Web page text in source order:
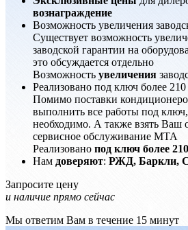
вознаграждение
Возможность увеличения
Существует возможность
заводской гарантии на
это обсуждается отдельно
Возможность увеличения
Реализовано под ключ более 210
Помимо поставки
выполнить все работы под
необходимо. А также взять Ваш
сервисное обслуживание MTA
Реализовано под ключ более
Нам доверяют: РЖД, Баркли,
Запросите цену
и наличие прямо сейчас
Мы ответим Вам в течение 15 минут